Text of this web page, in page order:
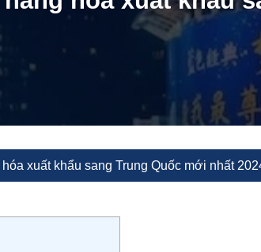
xuất khẩu sang Trung Quốc mới nhất